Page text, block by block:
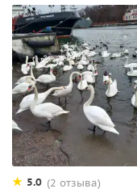
5.0 (2 отзыва)